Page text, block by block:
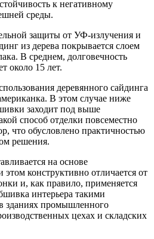
к негативному
среды.
защиты от УФ-излучения и
из дерева покрывается слоем
В среднем, долговечность
около 15 лет.
деревянного сайдинга
В этом случае ниже
заходит под выше
способ отделки повсеместно
что обусловлено практичностью
решения.
на основе
конструктивно отличается от
и, как правило, применяется
интерьера такими
зданиях промышленного
цехах и складских